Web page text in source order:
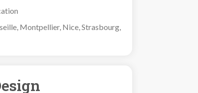
Montpellier, Nice, Strasbourg,